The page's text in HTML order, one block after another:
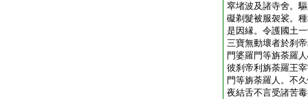
窣堵波及諸寺舍。
礙剃髮被服袈裟。
是因縁。令護國土
三寶無動壞者於刹
門婆羅門等旃荼羅
彼刹帝利旃荼羅王
門等旃荼羅人。不
夜結舌不言受諸苦